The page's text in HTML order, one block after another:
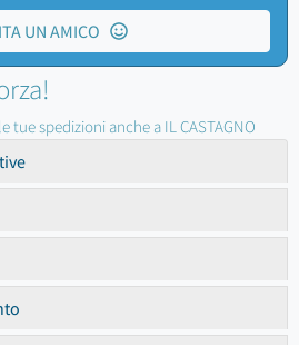
UN AMICO
tue spedizioni anche a IL CASTAGNO